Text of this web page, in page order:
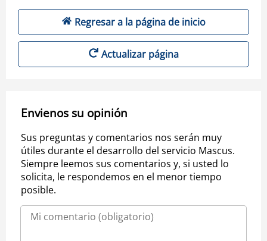
Regresar a la página de inicio
Actualizar página
Envienos su opinión
Sus preguntas y comentarios nos serán muy
útiles durante el desarrollo del servicio Mascus.
Siempre leemos sus comentarios y, si usted lo
solicita, le respondemos en el menor tiempo
posible.